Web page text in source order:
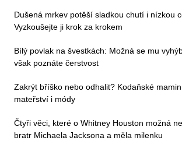
Dušená mrkev potěší sladkou chutí i nízkou
Vyzkoušejte ji krok za krokem
Bílý povlak na švestkách: Možná se mu
však poznáte čerstvost
Zakrýt bříško nebo odhalit? Kodaňské
mateřství i módy
Čtyři věci, které o Whitney Houston možná
bratr Michaela Jacksona a měla milenku